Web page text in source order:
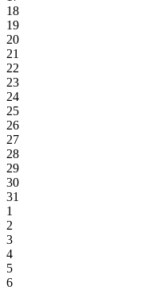
18
19
20
21
22
23
24
25
26
27
28
29
30
31
1
2
3
4
5
6